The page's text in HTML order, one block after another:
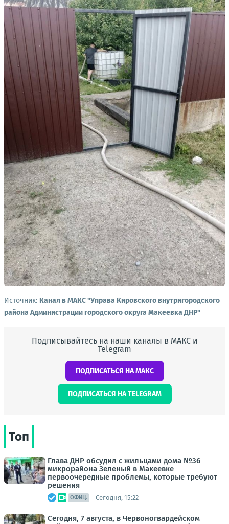
Источник: Канал в МАКС "Управа Кировского внутригородского
района Администрации городского округа Макеевка ДНР"
Подписывайтесь на наши каналы в МАКС и
Telegram
ПОДПИСАТЬСЯ НА МАКС
ПОДПИСАТЬСЯ НА TELEGRAM
Топ
Глава ДНР обсудил с жильцами дома №36
микрорайона Зеленый в Макеевке
первоочередные проблемы, которые требуют
решения
ОФИЦ. Сегодня, 15:22
Сегодня, 7 августа, в Червоногвардейском